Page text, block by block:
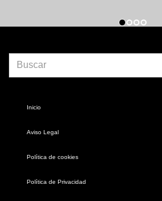
Inicio
Aviso Legal
Política de cookies
Política de Privacidad